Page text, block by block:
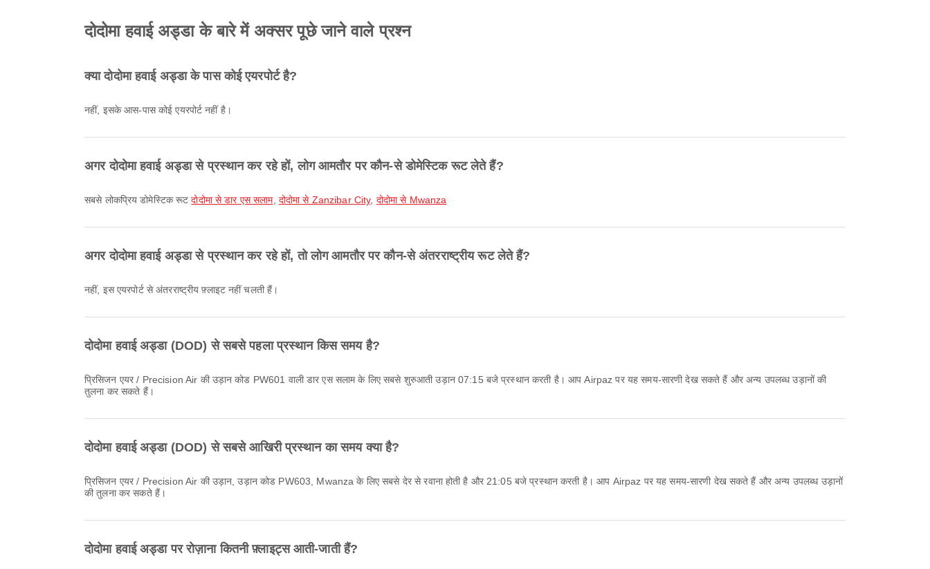
दोदोमा हवाई अड्डा के बारे में अक्सर पूछे जाने वाले प्रश्न
क्या दोदोमा हवाई अड्डा के पास कोई एयरपोर्ट है?
नहीं, इसके आस-पास कोई एयरपोर्ट नहीं है।
अगर दोदोमा हवाई अड्डा से प्रस्थान कर रहे हों, लोग आमतौर पर कौन-से डोमेस्टिक रूट लेते हैं?
सबसे लोकप्रिय डोमेस्टिक रूटदोदोमा से डार एस सलाम, दोदोमा से Zanzibar City, दोदोमा से Mwanza
अगर दोदोमा हवाई अड्डा से प्रस्थान कर रहे हों, तो लोग आमतौर पर कौन-से अंतरराष्ट्रीय रूट लेते हैं?
नहीं, इस एयरपोर्ट से अंतरराष्ट्रीय फ़्लाइट नहीं चलती हैं।
दोदोमा हवाई अड्डा (DOD) से सबसे पहला प्रस्थान किस समय है?
प्रिसिजन एयर / Precision Air की उड़ान कोड PW601 वाली डार एस सलाम के लिए सबसे शुरुआती उड़ान 07:15 बजे प्रस्थान करती है। आप Airpaz पर यह समय-सारणी देख सकते हैं और अन्य उपलब्ध उड़ानों की
तुलना कर सकते हैं।
दोदोमा हवाई अड्डा (DOD) से सबसे आखिरी प्रस्थान का समय क्या है?
प्रिसिजन एयर / Precision Air की उड़ान, उड़ान कोड PW603, Mwanza के लिए सबसे देर से रवाना होती है और 21:05 बजे प्रस्थान करती है। आप Airpaz पर यह समय-सारणी देख सकते हैं और अन्य उपलब्ध उड़ानों
की तुलना कर सकते हैं।
दोदोमा हवाई अड्डा पर रोज़ाना कितनी फ़्लाइट्स आती-जाती हैं?